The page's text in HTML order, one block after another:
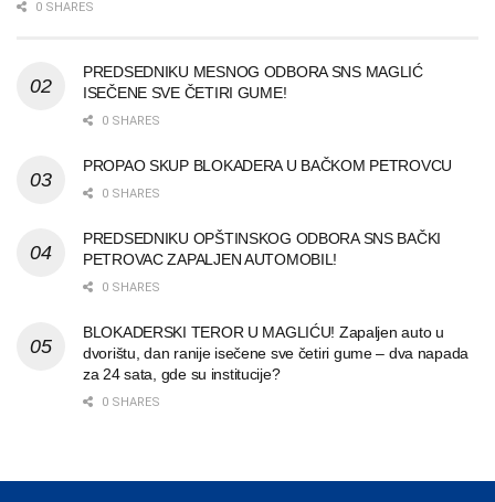
0 SHARES
PREDSEDNIKU MESNOG ODBORA SNS MAGLIĆ
ISEČENE SVE ČETIRI GUME!
0 SHARES
PROPAO SKUP BLOKADERA U BAČKOM PETROVCU
0 SHARES
PREDSEDNIKU OPŠTINSKOG ODBORA SNS BAČKI
PETROVAC ZAPALJEN AUTOMOBIL!
0 SHARES
BLOKADERSKI TEROR U MAGLIĆU! Zapaljen auto u
dvorištu, dan ranije isečene sve četiri gume – dva napada
za 24 sata, gde su institucije?
0 SHARES